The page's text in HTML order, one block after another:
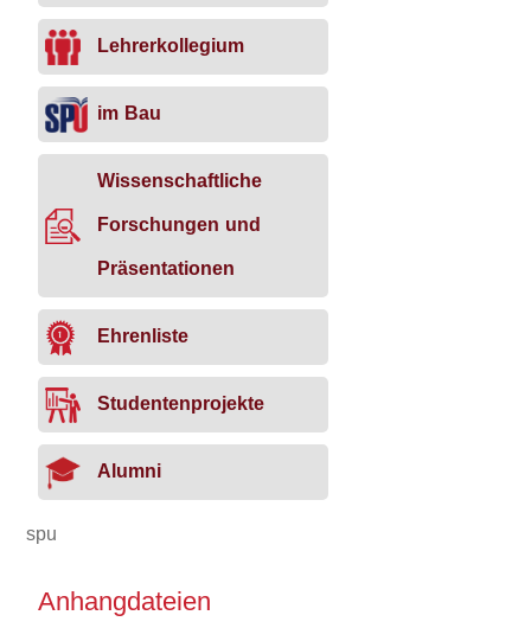
Lehrerkollegium
im Bau
Wissenschaftliche
Forschungen und
Präsentationen
Ehrenliste
Studentenprojekte
Alumni
spu
Anhangdateien